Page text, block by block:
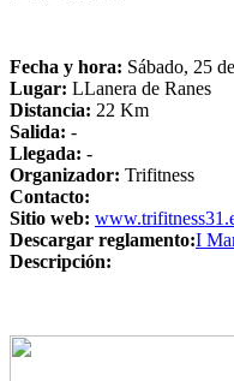
Fecha y hora: Sábado, 25
Lugar: LLanera de Ranes
Distancia: 22 Km
Salida: -
Llegada: -
Organizador: Trifitness
Contacto:
Sitio web:
Descargar reglamento:I
Descripción: